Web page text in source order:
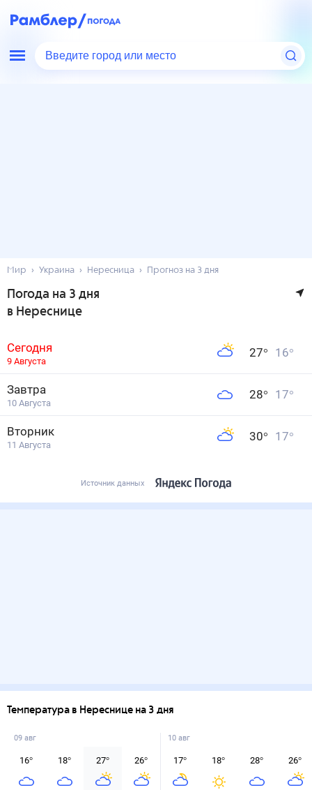
Введите город или место
Мир Украина Нересница Прогноз на 3 дня
Погода на 3 дня
в Нереснице
Сегодня
9 Августа
27° 16°
Завтра
10 Августа
28° 17°
Вторник
11 Августа
30° 17°
Источник данных
Температура в Нереснице на 3 дня
09 авг
16° 18° 27° 26°
10 авг
17° 18° 28° 26°